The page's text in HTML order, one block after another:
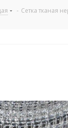
- Сетка тканая